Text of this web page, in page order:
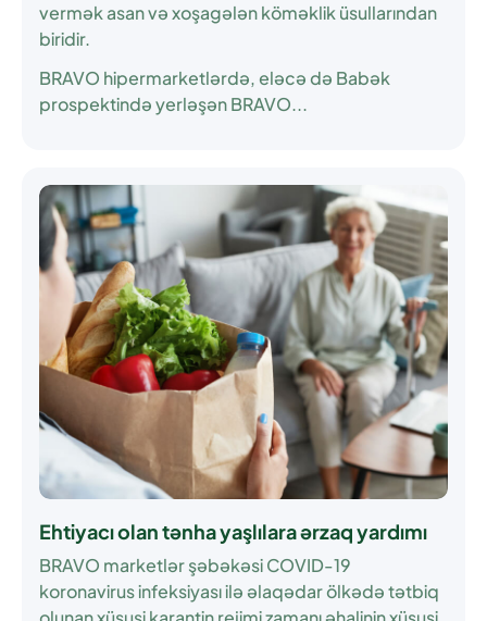
vermək asan və xoşagələn köməklik üsullarından
biridir.
BRAVO hipermarketlərdə, eləcə də Babək
prospektində yerləşən BRAVO...
Ehtiyacı olan tənha yaşlılara ərzaq yardımı
BRAVO marketlər şəbəkəsi COVID-19
koronavirus infeksiyası ilə əlaqədar ölkədə tətbiq